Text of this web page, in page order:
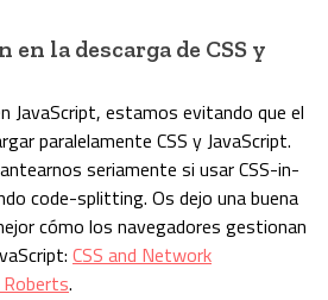
la descarga de CSS y
JavaScript, estamos evitando que el
paralelamente CSS y JavaScript.
seriamente si usar CSS-in-
code-splitting. Os dejo una buena
cómo los navegadores gestionan
CSS and Network
.